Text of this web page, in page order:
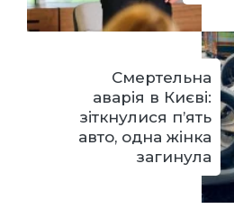
Смертельна
аварія в Києві:
зіткнулися п’ять
авто, одна жінка
загинула